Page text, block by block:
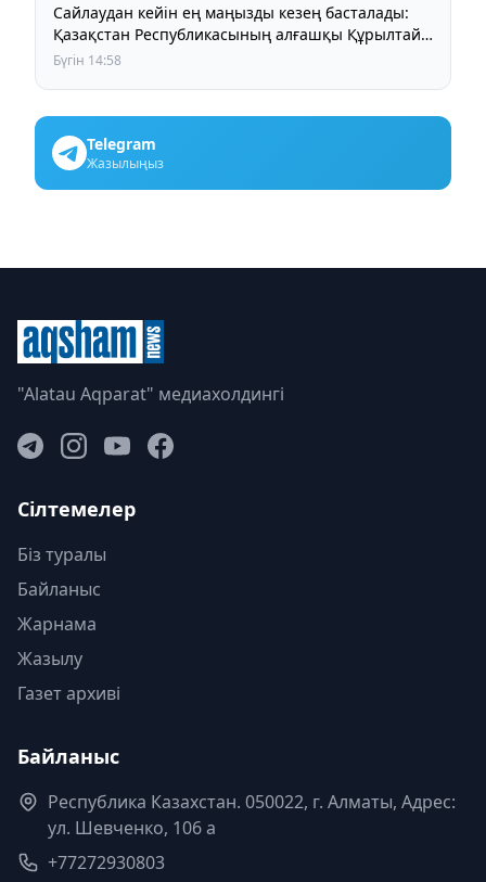
Сайлаудан кейін ең маңызды кезең басталады:
Қазақстан Республикасының алғашқы Құрылтайы
қалай жұмыс істейді?
Бүгін 14:58
Telegram
Жазылыңыз
"Alatau Aqparat" медиахолдингі
Сілтемелер
Біз туралы
Байланыс
Жарнама
Жазылу
Газет архиві
Байланыс
Республика Казахстан. 050022, г. Алматы, Адрес:
ул. Шевченко, 106 а
+77272930803